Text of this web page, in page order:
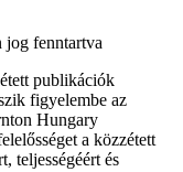
fenntartva
publikációk
figyelembe az
Hungary
a közzétett
teljességéért és